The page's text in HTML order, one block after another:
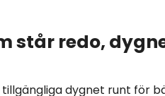
står redo,
tillgängliga dygnet runt för